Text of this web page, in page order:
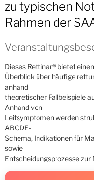
zu typischen
Rahmen der
Dieses Rettinar® bietet
Überblick über häufige
anhand
theoretischer Fallbeispiele
Anhand von
Leitsymptomen werden
ABCDE-
Schema, Indikationen für
sowie
Entscheidungsprozesse